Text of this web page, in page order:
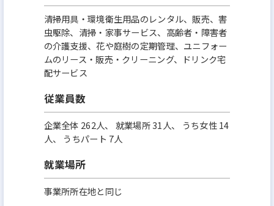
清掃用具・環境衛生用品のレンタル、販売、害
虫駆除、清掃・家事サービス、高齢者・障害者
の介護支援、花や庭樹の定期管理、ユニフォー
ムのリース・販売・クリーニング、ドリンク宅
配サービス
従業員数
企業全体 262人、 就業場所 31人、 うち女性 14
人、 うちパート 7人
就業場所
事業所所在地と同じ